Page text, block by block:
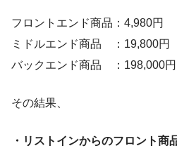
フロントエンド商品：4,980円
ミドルエンド商品 ：19,800円
バックエンド商品 ：198,000円
その結果、
・リストインからのフロント商